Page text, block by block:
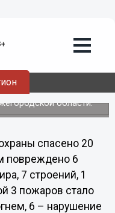
сутки в
области
области произошло
центре. Погибло 7
области.
спасено 20
повреждено 6
7 строений, 1
3 пожаров стало
6 – нарушение